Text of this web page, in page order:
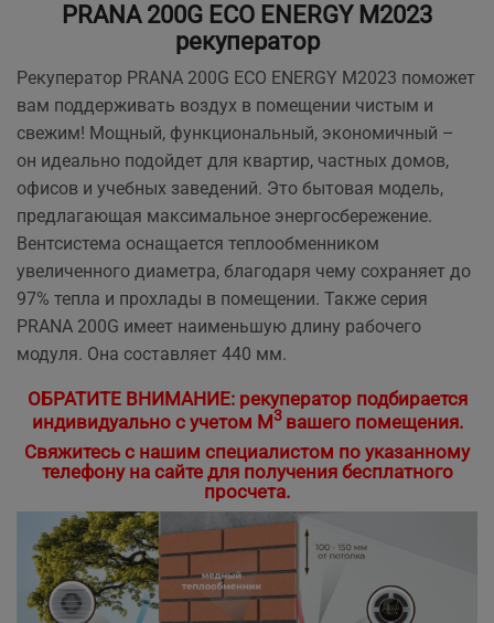
PRANA 200G ECO ENERGY M2023
рекуператор
Рекуператор PRANA 200G ECO ENERGY M2023 поможет
вам поддерживать воздух в помещении чистым и
свежим! Мощный, функциональный, экономичный –
он идеально подойдет для квартир, частных домов,
офисов и учебных заведений. Это бытовая модель,
предлагающая максимальное энергосбережение.
Вентсистема оснащается теплообменником
увеличенного диаметра, благодаря чему сохраняет до
97% тепла и прохлады в помещении. Также серия
PRANA 200G имеет наименьшую длину рабочего
модуля. Она составляет 440 мм.
ОБРАТИТЕ ВНИМАНИЕ: рекуператор подбирается
индивидуально с учетом М3 вашего помещения.
Свяжитесь с нашим специалистом по указанному
телефону на сайте для получения бесплатного
просчета.